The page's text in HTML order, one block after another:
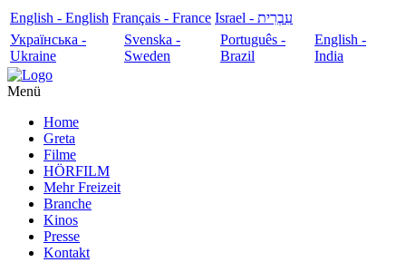
English - English Français - France
עִבְרִית - Israel
Українська -
Ukraine
Svenska -
Sweden
Português -
Brazil
English -
India
Menü
Home
Greta
Filme
HÖRFILM
Mehr Freizeit
Branche
Kinos
Presse
Kontakt